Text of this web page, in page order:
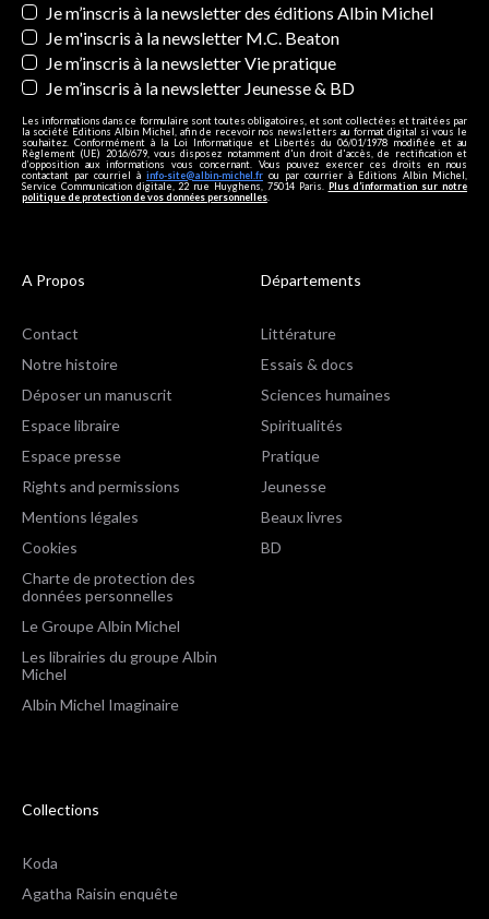
Newsletters
Je m’inscris à la newsletter des éditions Albin Michel
Je m'inscris à la newsletter M.C. Beaton
Je m’inscris à la newsletter Vie pratique
Je m’inscris à la newsletter Jeunesse & BD
Les informations dans ce formulaire sont toutes obligatoires, et sont collectées et traitées par
la société Editions Albin Michel, afin de recevoir nos newsletters au format digital si vous le
souhaitez. Conformément à la Loi Informatique et Libertés du 06/01/1978 modifiée et au
Règlement (UE) 2016/679, vous disposez notamment d'un droit d'accès, de rectification et
d’opposition aux informations vous concernant. Vous pouvez exercer ces droits en nous
contactant par courriel à info-site@albin-michel.fr ou par courrier à Editions Albin Michel,
Service Communication digitale, 22 rue Huyghens, 75014 Paris. Plus d’information sur notre
politique de protection de vos données personnelles
A Propos
Contact
Notre histoire
Déposer un manuscrit
Espace libraire
Espace presse
Rights and permissions
Mentions légales
Cookies
Charte de protection des
données personnelles
Le Groupe Albin Michel
Les librairies du groupe Albin
Michel
Albin Michel Imaginaire
Départements
Littérature
Essais & docs
Sciences humaines
Spiritualités
Pratique
Jeunesse
Beaux livres
BD
Collections
Koda
Agatha Raisin enquête